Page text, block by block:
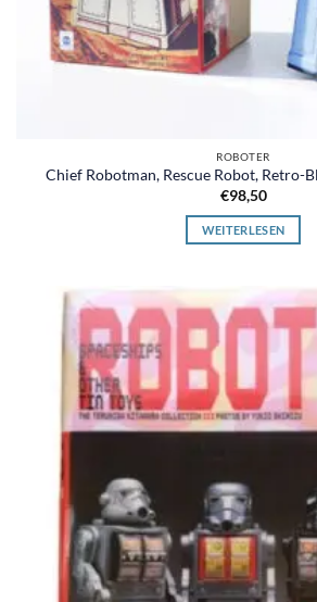
ROBOTER
Chief Robotman, Rescue Robot, Retro-
€98,50
WEITERLESEN